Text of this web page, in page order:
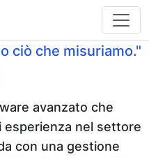
ciò che misuriamo."
avanzato che
nel settore
con una gestione